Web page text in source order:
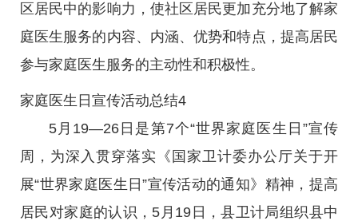
区居民中的影响力，使社区居民更加充分地了解家
庭医生服务的内容、内涵、优势和特点，提高居民
参与家庭医生服务的主动性和积极性。
家庭医生日宣传活动总结4
5月19—26日是第7个“世界家庭医生日”宣传
周，为深入贯穿落实《国家卫计委办公厅关于开
展“世界家庭医生日”宣传活动的通知》精神，提高
居民对家庭的认识，5月19日，县卫计局组织县中